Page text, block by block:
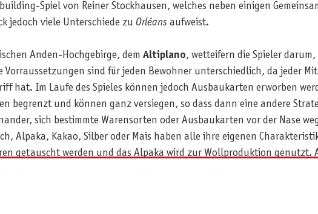
Spiel von Reiner Stockhausen, welches neben einigen
jedoch viele Unterschiede zu Orléansaufweist.
Anden-Hochgebirge, dem Altiplano, wetteifern die Spieler
Vorraussetzungen sind für jeden Bewohner unterschiedlich, da jeder
hat. Im Laufe des Spieles können jedoch Ausbaukarten erworben
begrenzt und können ganz versiegen, so dass dann eine andere
sich bestimmte Warensorten oder Ausbaukarten vor der Nase
Alpaka, Kakao, Silber oder Mais haben alle ihre eigenen
getauscht werden und das Alpaka wird zur Wollproduktion genutzt.